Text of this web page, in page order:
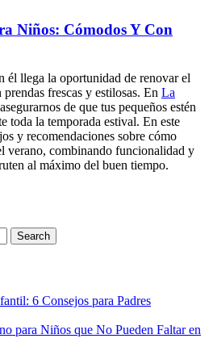
Niños: Cómodos Y Con
él llega la oportunidad de renovar el
frescas y estilosas. En La
de que tus pequeños estén
toda la temporada estival. En este
y recomendaciones sobre cómo
verano, combinando funcionalidad y
al máximo del buen tiempo.
Search
6 Consejos para Padres
para Niños que No Pueden Faltar en